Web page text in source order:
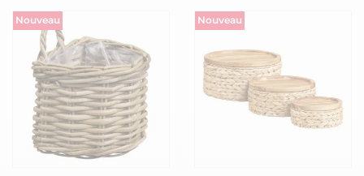
Nouveau Nouveau